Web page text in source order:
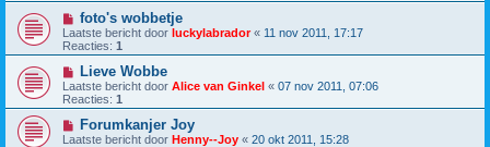
foto's wobbetje
Laatste bericht door luckylabrador« 11 nov 2011, 17:17
Reacties: 1
Lieve Wobbe
Laatste bericht door Alice van Ginkel « 07 nov 2011, 07:06
Reacties: 1
Forumkanjer Joy
Laatste bericht door Henny--Joy « 20 okt 2011, 15:28